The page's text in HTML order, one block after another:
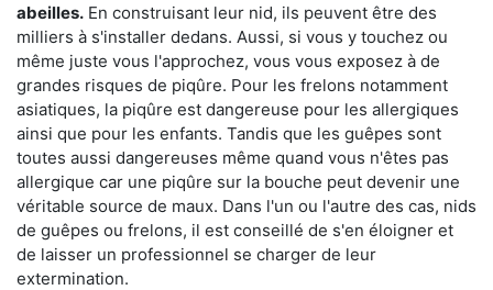
abeilles. En construisant leur nid, ils peuvent être des
milliers à s'installer dedans. Aussi, si vous y touchez ou
même juste vous l'approchez, vous vous exposez à de
grandes risques de piqûre. Pour les frelons notamment
asiatiques, la piqûre est dangereuse pour les allergiques
ainsi que pour les enfants. Tandis que les guêpes sont
toutes aussi dangereuses même quand vous n'êtes pas
allergique car une piqûre sur la bouche peut devenir une
véritable source de maux. Dans l'un ou l'autre des cas, nids
de guêpes ou frelons, il est conseillé de s'en éloigner et
de laisser un professionnel se charger de leur
extermination.